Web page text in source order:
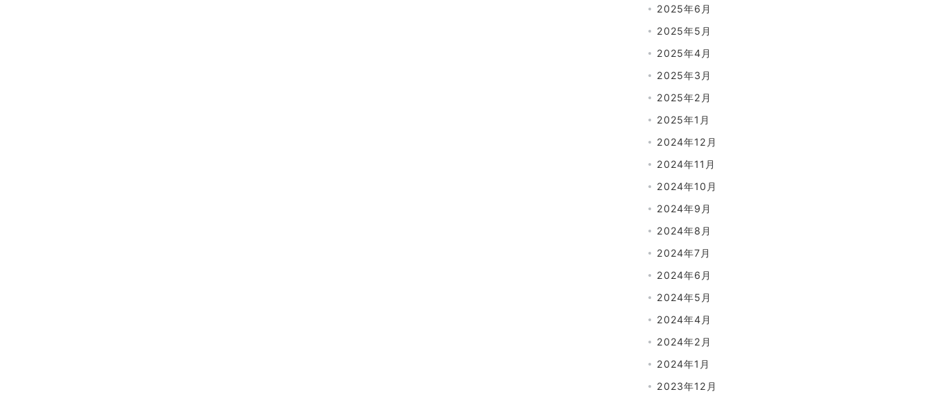
2025年6月
2025年5月
2025年4月
2025年3月
2025年2月
2025年1月
2024年12月
2024年11月
2024年10月
2024年9月
2024年8月
2024年7月
2024年6月
2024年5月
2024年4月
2024年2月
2024年1月
2023年12月